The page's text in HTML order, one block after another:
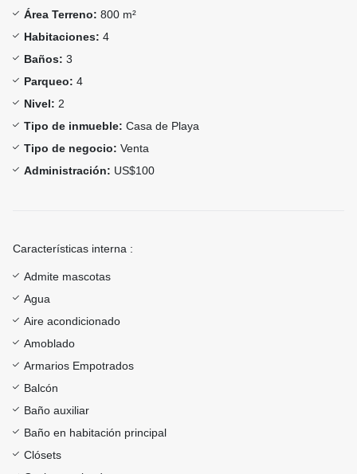
Área Terreno: 800 m²
Habitaciones: 4
Baños: 3
Parqueo: 4
Nivel: 2
Tipo de inmueble: Casa de Playa
Tipo de negocio: Venta
Administración: US$100
Características interna :
Admite mascotas
Agua
Aire acondicionado
Amoblado
Armarios Empotrados
Balcón
Baño auxiliar
Baño en habitación principal
Clósets